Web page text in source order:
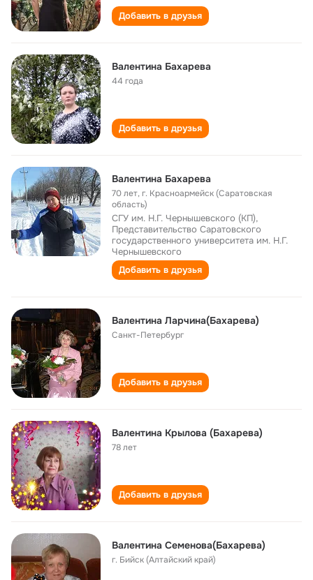
Добавить в друзья
Валентина Бахарева
44 года
Добавить в друзья
Валентина Бахарева
70 лет,г. Красноармейск (Саратовская
область)
СГУ им. Н.Г. Чернышевского (КП),
Представительство Саратовского
государственного университета им. Н.Г.
Чернышевского
Добавить в друзья
Валентина Ларчина(Бахарева)
Санкт-Петербург
Добавить в друзья
Валентина Крылова (Бахарева)
78 лет
Добавить в друзья
Валентина Семенова(Бахарева)
г. Бийск (Алтайский край)